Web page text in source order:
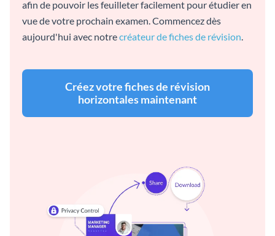
afin de pouvoir les feuilleter facilement pour étudier en
vue de votre prochain examen. Commencez dès
aujourd'hui avec notrecréateur de fiches de révision.
Créez votre fiches de révision
horizontales maintenant